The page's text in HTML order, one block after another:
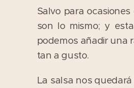
Salvo para
son lo mismo; y
podemos añadir una
tan a gusto.
La salsa nos